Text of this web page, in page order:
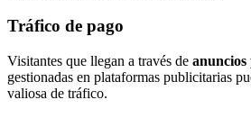
Tráfico de pago
Visitantes que llegan a través de anuncios
gestionadas en plataformas publicitarias
valiosa de tráfico.